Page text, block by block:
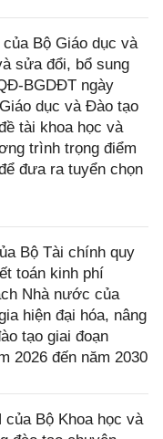
Bộ Giáo dục và
sửa đổi, bổ sung
BGDĐT ngày
dục và Đào tạo
tài khoa học và
trình trọng điểm
đưa ra tuyển chọn
Bộ Tài chính quy
toán kinh phí
Nhà nước của
hiện đại hóa, nâng
tạo giai đoạn
2026 đến năm 2030
của Bộ Khoa học và